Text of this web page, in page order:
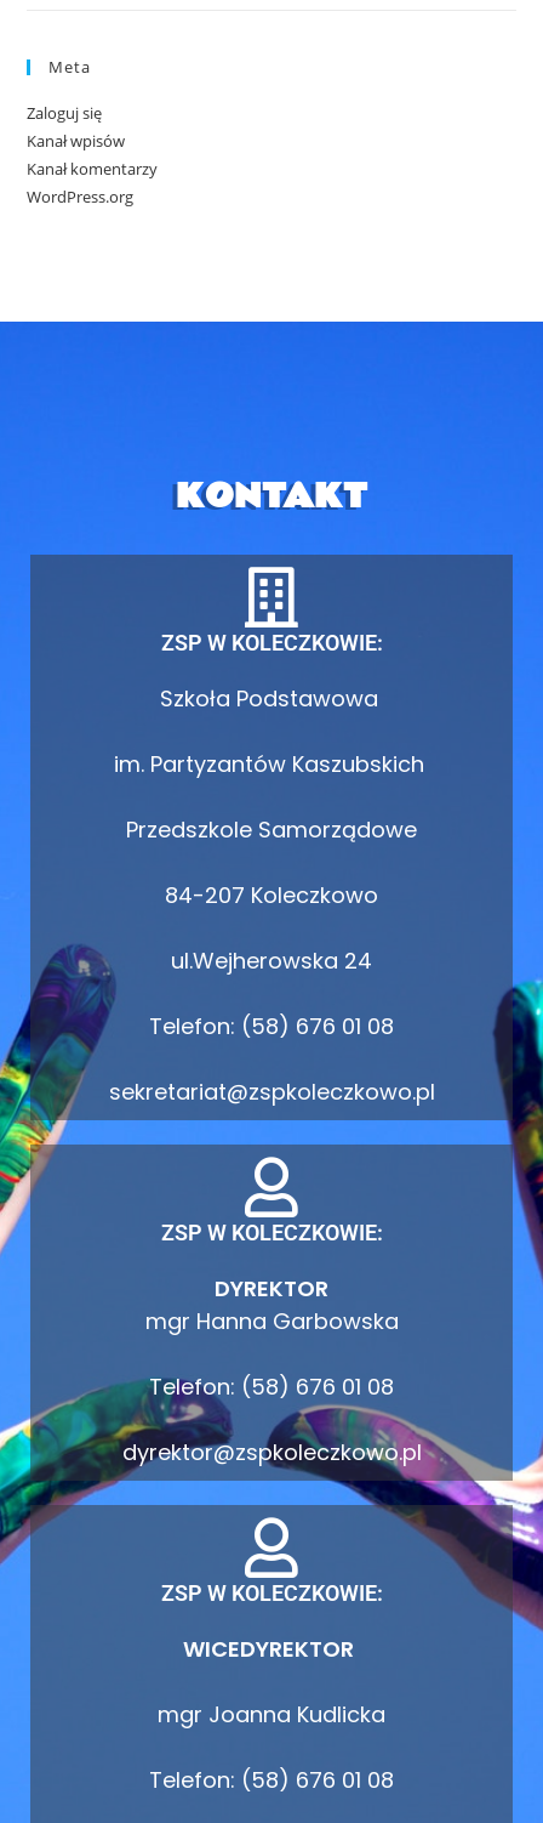
Meta
Zaloguj się
Kanał wpisów
Kanał komentarzy
WordPress.org
KONTAKT
ZSP W KOLECZKOWIE:
Szkoła Podstawowa
im. Partyzantów Kaszubskich
Przedszkole Samorządowe
84-207 Koleczkowo
ul.Wejherowska 24
Telefon: (58) 676 01 08
sekretariat@zspkoleczkowo.pl
ZSP W KOLECZKOWIE:
DYREKTOR
mgr Hanna Garbowska
Telefon: (58) 676 01 08
dyrektor@zspkoleczkowo.pl
ZSP W KOLECZKOWIE:
WICEDYREKTOR
mgr Joanna Kudlicka
Telefon: (58) 676 01 08